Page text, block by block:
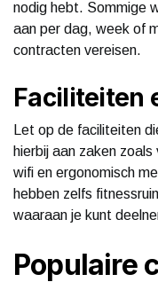
nodig hebt. Sommige
aan per dag, week of
contracten vereisen.
Faciliteiten
Let op de faciliteiten
hierbij aan zaken
wifi en ergonomisch
hebben zelfs
waaraan je kunt
Populaire